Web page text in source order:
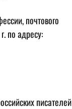
почтового
по адресу:
писателей